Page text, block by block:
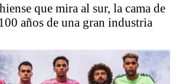
que mira al sur, la cama de
años de una gran industria